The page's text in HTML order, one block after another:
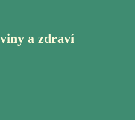
a zdraví